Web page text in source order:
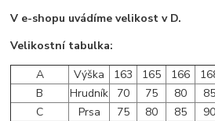
V e-shopu uvádíme velikost v D.
Velikostní tabulka:
A
Výška 163 165 166
B
Hrudník 70 75 80 85
C
Prsa 75 80 85 90